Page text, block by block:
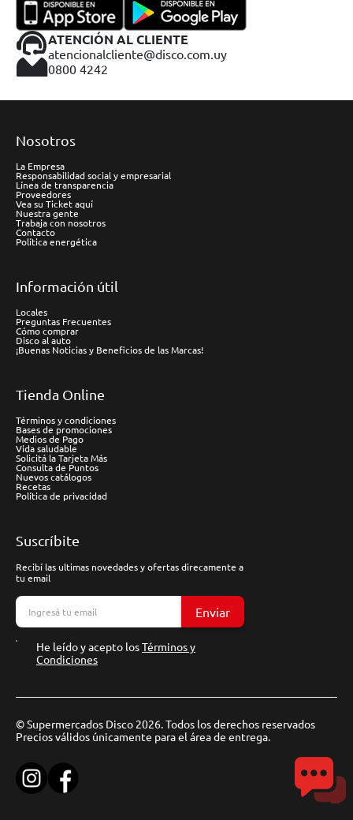
ATENCIÓN AL CLIENTE
atencionalcliente@disco.com.uy
0800 4242
Nosotros
La Empresa
Responsabilidad social y empresarial
Línea de transparencia
Proveedores
Vea su Ticket aquí
Nuestra gente
Trabaja con nosotros
Contacto
Política energética
Información útil
Locales
Preguntas Frecuentes
Cómo comprar
Disco al auto
¡Buenas Noticias y Beneficios de las Marcas!
Tienda Online
Términos y condiciones
Bases de promociones
Medios de Pago
Vida saludable
Solicitá la Tarjeta Más
Consulta de Puntos
Nuevos catálogos
Recetas
Política de privacidad
Suscríbite
Recibí las ultimas novedades y ofertas direcamente a
tu email
Enviar
He leído y acepto losTérminos y
Condiciones
© Supermercados Disco 2026. Todos los derechos reservados
Precios válidos únicamente para el área de entrega.